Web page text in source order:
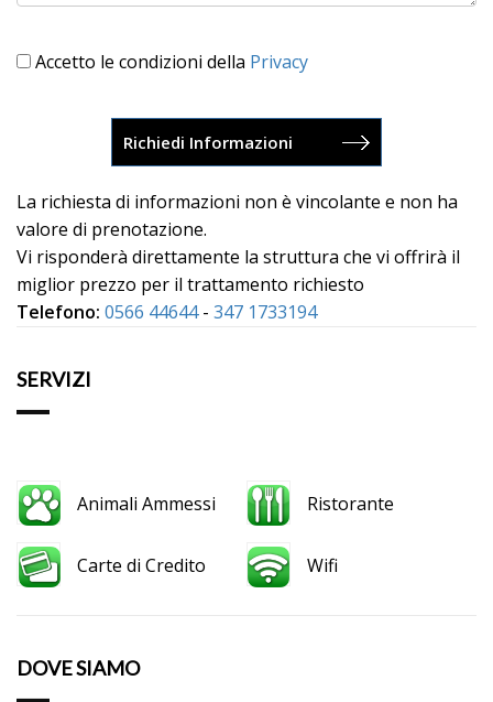
Accetto le condizioni della Privacy
La richiesta di informazioni non è vincolante e non ha
valore di prenotazione.
Vi risponderà direttamente la struttura che vi offrirà il
miglior prezzo per il trattamento richiesto
Telefono: 0566 44644- 347 1733194
SERVIZI
Animali Ammessi Ristorante
Carte di Credito Wifi
DOVE SIAMO